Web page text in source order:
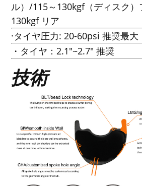
ル）/115～130kgf（ディスク）
130kgf リア
·タイヤ圧力: 20-60psi 推奨最大
・タイヤ：2.1"~2.7" 推奨
技術